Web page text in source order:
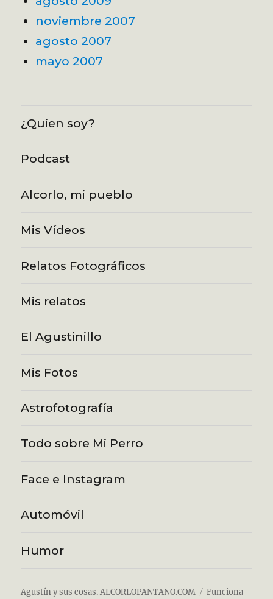
noviembre 2007
agosto 2007
mayo 2007
¿Quien soy?
Podcast
Alcorlo, mi pueblo
Mis Vídeos
Relatos Fotográficos
Mis relatos
El Agustinillo
Mis Fotos
Astrofotografía
Todo sobre Mi Perro
Face e Instagram
Automóvil
Humor
Agustín y sus cosas. ALCORLOPANTANO.COM Funciona